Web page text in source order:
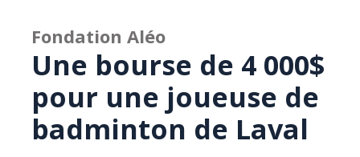
Fondation Aléo
Une bourse de 4 000$
pour une joueuse de
badminton de Laval